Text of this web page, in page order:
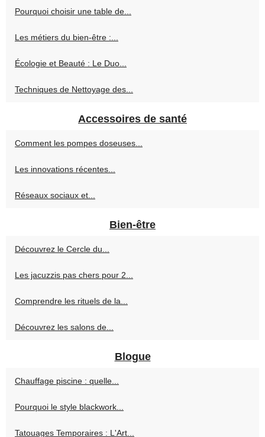
Pourquoi choisir une table de...
Les métiers du bien-être :...
Écologie et Beauté : Le Duo...
Techniques de Nettoyage des...
Accessoires de santé
Comment les pompes doseuses...
Les innovations récentes...
Réseaux sociaux et...
Bien-être
Découvrez le Cercle du...
Les jacuzzis pas chers pour 2...
Comprendre les rituels de la...
Découvrez les salons de...
Blogue
Chauffage piscine : quelle...
Pourquoi le style blackwork...
Tatouages Temporaires : L'Art...